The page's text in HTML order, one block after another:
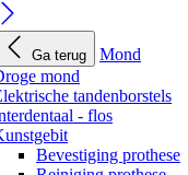
Ga terug
Mond
mond
tandenborstels
- flos
Bevestiging prothese